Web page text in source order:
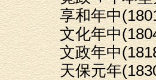
享和年中
文化年中
文政年中
天保元年